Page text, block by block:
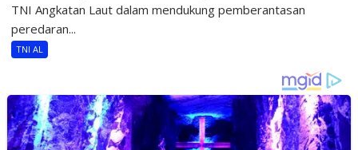
TNI Angkatan Laut dalam mendukung pemberantasan
peredaran...
TNI AL